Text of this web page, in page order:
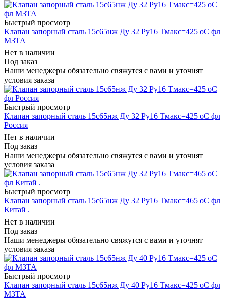
Быстрый просмотр
Клапан запорный сталь 15с65нж Ду 32 Ру16 Тмакс=425 оС фл
МЗТА
Нет в наличии
Под заказ
Наши менеджеры обязательно свяжутся с вами и уточнят
условия заказа
Быстрый просмотр
Клапан запорный сталь 15с65нж Ду 32 Ру16 Тмакс=425 оС фл
Россия
Нет в наличии
Под заказ
Наши менеджеры обязательно свяжутся с вами и уточнят
условия заказа
Быстрый просмотр
Клапан запорный сталь 15с65нж Ду 32 Ру16 Тмакс=465 оС фл
Китай .
Нет в наличии
Под заказ
Наши менеджеры обязательно свяжутся с вами и уточнят
условия заказа
Быстрый просмотр
Клапан запорный сталь 15с65нж Ду 40 Ру16 Тмакс=425 оС фл
МЗТА